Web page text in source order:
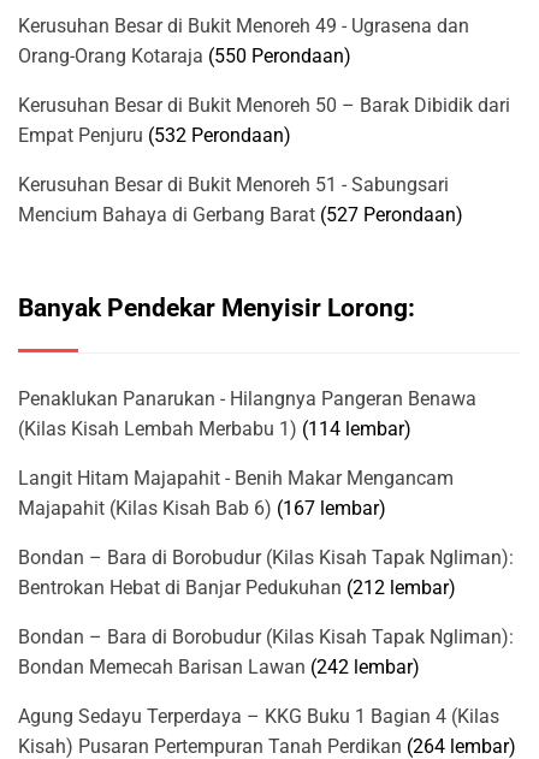
Kerusuhan Besar di Bukit Menoreh 49 - Ugrasena dan
Orang-Orang Kotaraja (550 Perondaan)
Kerusuhan Besar di Bukit Menoreh 50 – Barak Dibidik dari
Empat Penjuru (532 Perondaan)
Kerusuhan Besar di Bukit Menoreh 51 - Sabungsari
Mencium Bahaya di Gerbang Barat (527 Perondaan)
Banyak Pendekar Menyisir Lorong:
Penaklukan Panarukan - Hilangnya Pangeran Benawa
(Kilas Kisah Lembah Merbabu 1) (114 lembar)
Langit Hitam Majapahit - Benih Makar Mengancam
Majapahit (Kilas Kisah Bab 6) (167 lembar)
Bondan – Bara di Borobudur (Kilas Kisah Tapak Ngliman):
Bentrokan Hebat di Banjar Pedukuhan (212 lembar)
Bondan – Bara di Borobudur (Kilas Kisah Tapak Ngliman):
Bondan Memecah Barisan Lawan (242 lembar)
Agung Sedayu Terperdaya – KKG Buku 1 Bagian 4 (Kilas
Kisah) Pusaran Pertempuran Tanah Perdikan (264 lembar)